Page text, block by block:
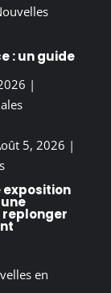
: un guide
|
5, 2026 |
exposition
replonger
en